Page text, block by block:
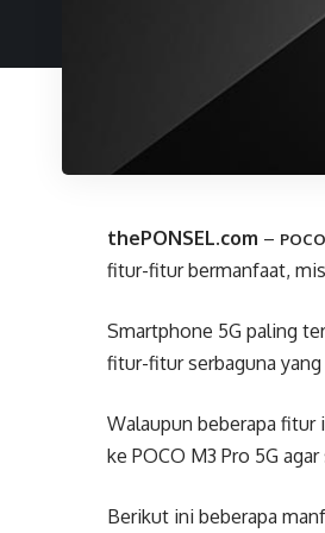
thePONSEL.com – POCO
fitur-fitur bermanfaat,
Smartphone 5G paling
fitur-fitur serbaguna
Walaupun beberapa fitur
ke POCO M3 Pro 5G
Berikut ini beberapa